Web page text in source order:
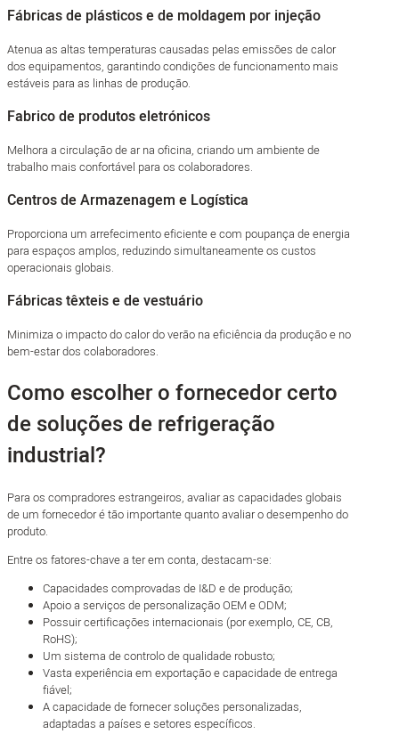
Fábricas de plásticos e de moldagem por injeção
Atenua as altas temperaturas causadas pelas emissões de calor
dos equipamentos, garantindo condições de funcionamento mais
estáveis para as linhas de produção.
Fabrico de produtos eletrónicos
Melhora a circulação de ar na oficina, criando um ambiente de
trabalho mais confortável para os colaboradores.
Centros de Armazenagem e Logística
Proporciona um arrefecimento eficiente e com poupança de energia
para espaços amplos, reduzindo simultaneamente os custos
operacionais globais.
Fábricas têxteis e de vestuário
Minimiza o impacto do calor do verão na eficiência da produção e no
bem-estar dos colaboradores.
Como escolher o fornecedor certo
de soluções de refrigeração
industrial?
Para os compradores estrangeiros, avaliar as capacidades globais
de um fornecedor é tão importante quanto avaliar o desempenho do
produto.
Entre os fatores-chave a ter em conta, destacam-se:
Capacidades comprovadas de I&D e de produção;
Apoio a serviços de personalização OEM e ODM;
Possuir certificações internacionais (por exemplo, CE, CB,
RoHS);
Um sistema de controlo de qualidade robusto;
Vasta experiência em exportação e capacidade de entrega
fiável;
A capacidade de fornecer soluções personalizadas,
adaptadas a países e setores específicos.